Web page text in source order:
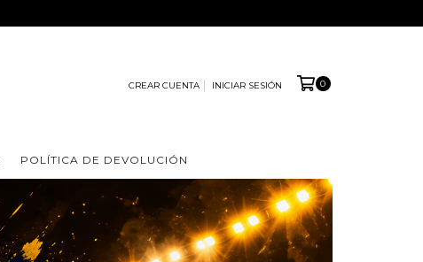
CREAR CUENTA INICIAR SESIÓN 0
POLÍTICA DE DEVOLUCIÓN